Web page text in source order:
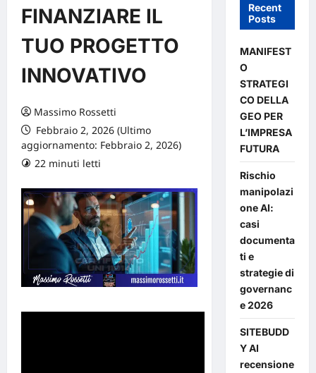
FINANZIARE IL
TUO PROGETTO
INNOVATIVO
Massimo Rossetti
Febbraio 2, 2026 (Ultimo
aggiornamento: Febbraio 2, 2026)
22 minuti letti
Recent
Posts
MANIFEST
O
STRATEGI
CO DELLA
GEO PER
L’IMPRESA
FUTURA
Rischio
manipolazi
one AI:
casi
documenta
ti e
strategie di
governanc
e 2026
SITEBUDD
Y AI
recensione